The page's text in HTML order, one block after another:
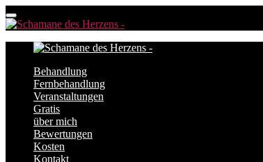
Behandlung
Fernbehandlung
Veranstaltungen
Gratis
über mich
Bewertungen
Kosten
Kontakt